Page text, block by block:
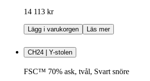
14 113 kr
Lägg i varukorgen Läs mer
CH24 | Y-stolen
FSC™ 70% ask, tvål, Svart snöre